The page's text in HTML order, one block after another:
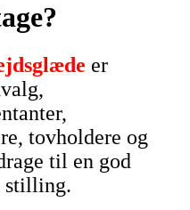
er
tovholdere og
til en god
stilling.